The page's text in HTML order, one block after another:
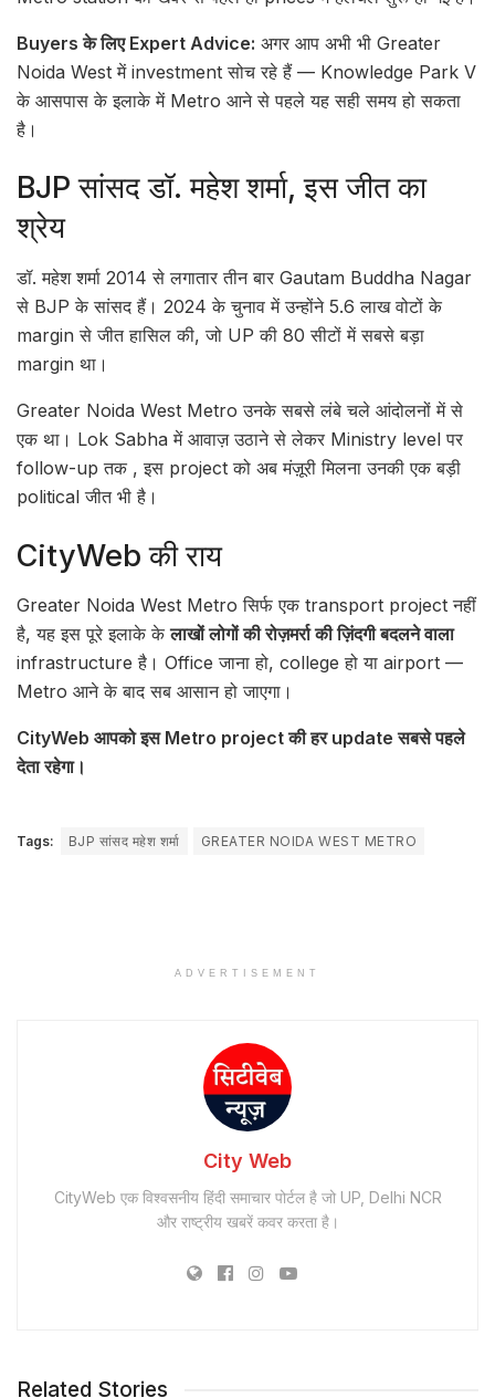
Buyers के लिए Expert Advice: अगर आप अभी भी Greater
Noida West में investment सोच रहे हैं — Knowledge Park V
के आसपास के इलाके में Metro आने से पहले यह सही समय हो सकता
है।
BJP सांसद डॉ. महेश शर्मा, इस जीत का
श्रेय
डॉ. महेश शर्मा 2014 से लगातार तीन बार Gautam Buddha Nagar
से BJP के सांसद हैं। 2024 के चुनाव में उन्होंने 5.6 लाख वोटों के
margin से जीत हासिल की, जो UP की 80 सीटों में सबसे बड़ा
margin था।
Greater Noida West Metro उनके सबसे लंबे चले आंदोलनों में से
एक था। Lok Sabha में आवाज़ उठाने से लेकर Ministry level पर
follow-up तक , इस project को अब मंज़ूरी मिलना उनकी एक बड़ी
political जीत भी है।
CityWeb की राय
Greater Noida West Metro सिर्फ एक transport project नहीं
है, यह इस पूरे इलाके केलाखों लोगों की रोज़मर्रा की ज़िंदगी बदलने वाला
infrastructure है। Office जाना हो, college हो या airport —
Metro आने के बाद सब आसान हो जाएगा।
CityWeb आपको इस Metro project की हर update सबसे पहले
देता रहेगा।
Tags: BJP सांसद महेश शर्मा GREATER NOIDA WEST METRO
ADVERTISEMENT
City Web
CityWeb एक विश्वसनीय हिंदी समाचार पोर्टल है जो UP, Delhi NCR
और राष्ट्रीय खबरें कवर करता है।
Related Stories